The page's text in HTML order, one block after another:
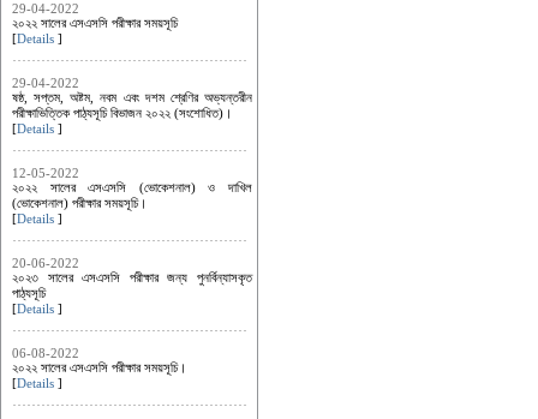
29-04-2022
২০২২ সালের এসএসসি পরীক্ষার সময়সূচি
[Details ]
29-04-2022
ষষ্ঠ, সপ্তম, অষ্টম, নবম এবং দশম শ্রেণির অভ্যন্তরীন
পরীক্ষাভিত্তিক পাঠ্যসূচি বিভাজন ২০২২ (সংশোধিত)।
[Details ]
12-05-2022
২০২২ সালের এসএসসি (ভোকেশনাল) ও দাখিল
(ভোকেশনাল) পরীক্ষার সময়সূচি।
[Details ]
20-06-2022
২০২৩ সালের এসএসসি পরীক্ষার জন্য পুনর্বিন্যাসকৃত
পাঠ্যসূচি
[Details ]
06-08-2022
২০২২ সালের এসএসসি পরীক্ষার সময়সূচি।
[Details ]